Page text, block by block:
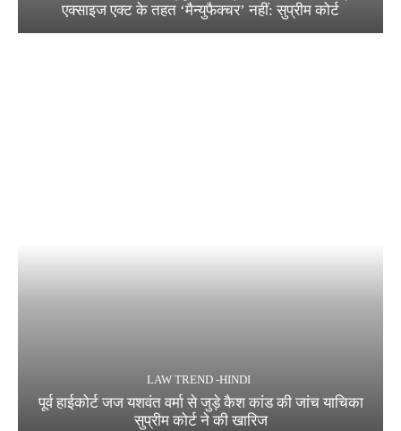
एक्साइज एक्ट के तहत ‘मैन्युफैक्चर’ नहीं: सुप्रीम कोर्ट
LAW TREND -HINDI
पूर्व हाईकोर्ट जज यशवंत वर्मा से जुड़े कैश कांड की जांच याचिका
सुप्रीम कोर्ट ने की खारिज